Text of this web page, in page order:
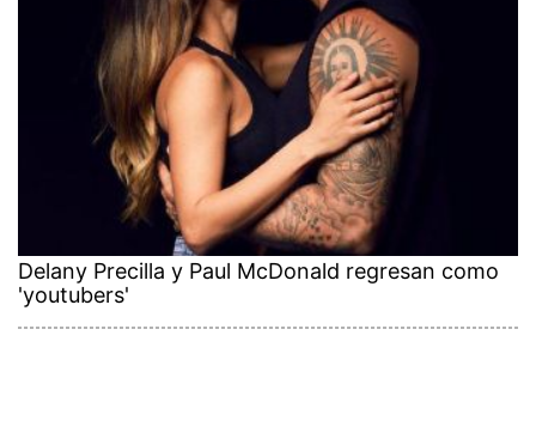
Delany Precilla y Paul McDonald regresan como
'youtubers'